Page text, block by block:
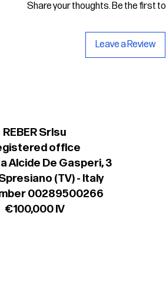
Share your thoughts. Be the first
Leave a Review
REBER Srlsu
office
Alcide De Gasperi, 3
(TV) - Italy
00289500266
€100,000 IV